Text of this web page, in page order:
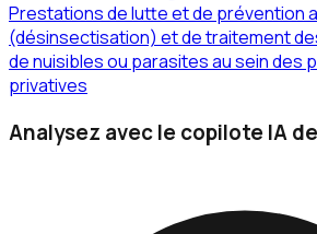
Prestations de lutte et de prévention
(désinsectisation) et de traitement
de nuisibles ou parasites au sein des
privatives
Analysez avec le copilote IA